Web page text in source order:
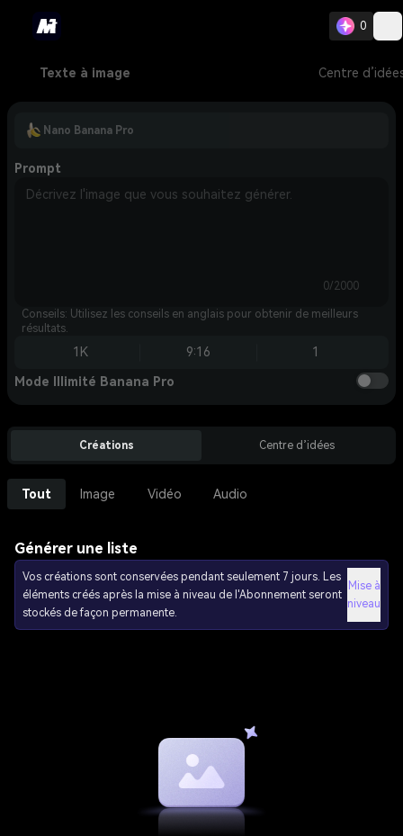
0
Texte à image Centre
Nano Banana Pro
Prompt
0/2000
Conseils: Utilisez les conseils en anglais pour obtenir de meilleurs
résultats.
1K 9:16 1
Mode Illimité Banana Pro
Créations Centre d’idées
Tout Image Vidéo Audio
Générer une liste
Vos créations sont conservées pendant seulement 7 jours. Les
éléments créés après la mise à niveau de l'Abonnement seront
stockés de façon permanente.
Mise à
niveau